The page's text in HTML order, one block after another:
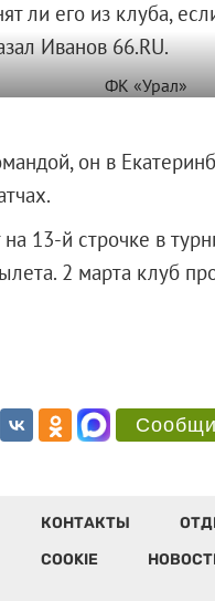
ли его из клуба,
Иванов 66.RU.
он в
13-й строчке в
2 марта клуб
КОНТАКТЫ
COOKIE